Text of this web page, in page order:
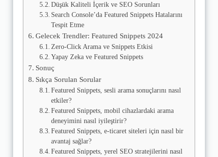
Düşük Kaliteli İçerik ve SEO Sorunları
Search Console’da Featured Snippets Hatalarını
Tespit Etme
Gelecek Trendler: Featured Snippets 2024
Zero-Click Arama ve Snippets Etkisi
Yapay Zeka ve Featured Snippets
Sonuç
Sıkça Sorulan Sorular
Featured Snippets, sesli arama sonuçlarını nasıl
etkiler?
Featured Snippets, mobil cihazlardaki arama
deneyimini nasıl iyileştirir?
Featured Snippets, e-ticaret siteleri için nasıl bir
avantaj sağlar?
Featured Snippets, yerel SEO stratejilerini nasıl